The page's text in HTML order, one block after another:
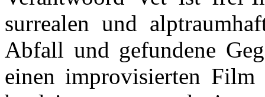
surrealen und
Abfall und gefundene
einen improvisierten